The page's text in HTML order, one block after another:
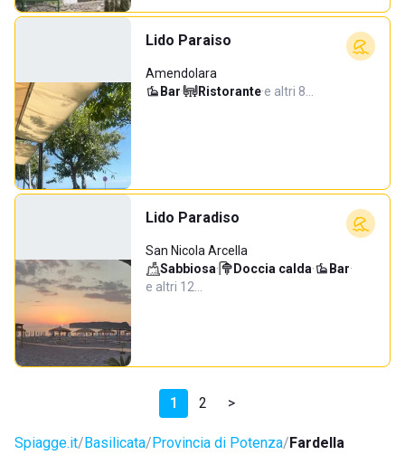
Lido Paraiso
Amendolara
Bar· Ristorante·e altri 8…
Lido Paradiso
San Nicola Arcella
Sabbiosa· Doccia calda· Bar·
e altri 12…
1 2 >
Spiagge.it Basilicata Provincia di Potenza Fardella